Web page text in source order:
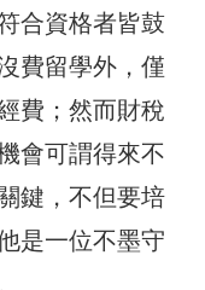
合資格者皆鼓
費留學外，僅
費；然而財稅
會可謂得來不
鍵，不但要培
是一位不墨守